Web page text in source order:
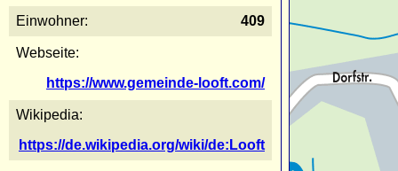
Einwohner: 409
Webseite:
https://www.gemeinde-looft.com/
Wikipedia:
https://de.wikipedia.org/wiki/de:Looft